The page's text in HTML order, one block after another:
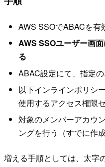
AWS SSOでABACを有
AWS SSOユーザー画
る
ABAC設定にて、指定
以下インラインポリシ
使用するアクセス権限
対象のメンバーアカウ
ングを行う（すでに作
増える手順としては、太字